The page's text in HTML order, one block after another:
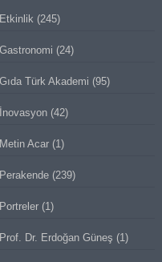
Etkinlik (245)
Gastronomi (24)
Gıda Türk Akademi (95)
İnovasyon (42)
Metin Acar (1)
Perakende (239)
Portreler (1)
Prof. Dr. Erdoğan Güneş (1)